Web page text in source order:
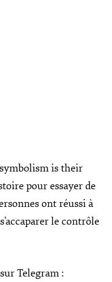
is their
pour essayer de
ont réussi à
le contrôle
Telegram :